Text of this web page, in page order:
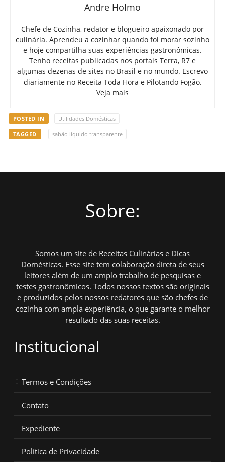
Andre Holmo
Chefe de Cozinha, redator e blogueiro apaixonado por
culinária. Aprendeu a cozinhar quando foi morar sozinho
e hoje compartilha suas experiências gastronômicas.
Tenho receitas publicadas nos portais Terra, R7 e
algumas dezenas de sites no Brasil e no mundo. Escrevo
diariamente no Receita Toda Hora e Pilotando Fogão.
Veja mais
POSTED IN Utilidades Domésticas
TAGGED sabão líquido transparente
Sobre:
Somos um site de Receitas Culinárias e Dicas
Domésticas. Esse site tem colaboração direta de seus
leitores além de um amplo trabalho de pesquisas e
testes gastronômicos. Todos nossos textos são originais
e produzidos pelos nossos redatores que são chefes de
cozinha com ampla experiência, o que garante o melhor
resultado das suas receitas.
Institucional
Termos e Condições
Contato
Expediente
Política de Privacidade